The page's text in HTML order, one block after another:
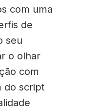
com uma
de
seu
o olhar
com
do script